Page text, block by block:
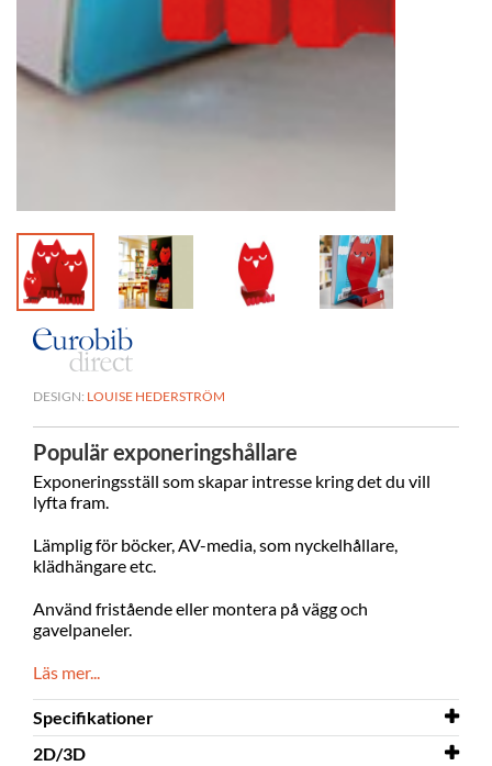
DESIGN: LOUISE HEDERSTRÖM
Populär exponeringshållare
Exponeringsställ som skapar intresse kring det du vill
lyfta fram.
Lämplig för böcker, AV-media, som nyckelhållare,
klädhängare etc.
Använd fristående eller montera på vägg och
gavelpaneler.
Läs mer...
Specifikationer
2D/3D